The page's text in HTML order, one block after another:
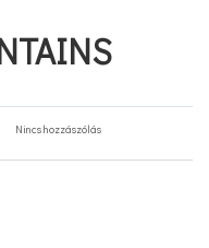
Nincs hozzászólás